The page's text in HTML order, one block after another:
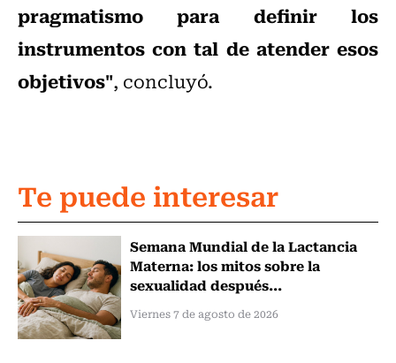
pragmatismo para definir los
instrumentos con tal de atender esos
objetivos", concluyó.
Te puede interesar
Semana Mundial de la Lactancia
Materna: los mitos sobre la
sexualidad después...
Viernes 7 de agosto de 2026